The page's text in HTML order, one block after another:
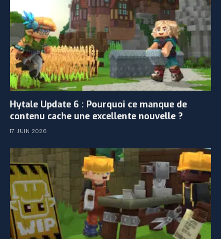
Hytale Update 6 : Pourquoi ce manque de
contenu cache une excellente nouvelle ?
17 JUIN 2026